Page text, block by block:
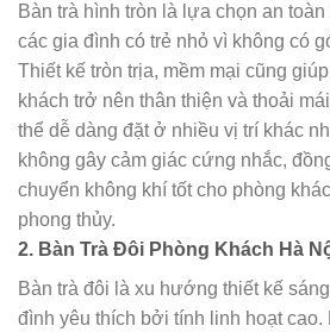
Bàn trà hình tròn là lựa chọn an
các gia đình có trẻ nhỏ vì không có
Thiết kế tròn trịa, mềm mại cũng
khách trở nên thân thiện và thoải
thể dễ dàng đặt ở nhiều vị trí khác
không gây cảm giác cứng nhắc,
chuyển không khí tốt cho phòng
phong thủy.
2. Bàn Trà Đôi Phòng Khách Hà
Bàn trà đôi là xu hướng thiết kế
đình yêu thích bởi tính linh hoạt cao.